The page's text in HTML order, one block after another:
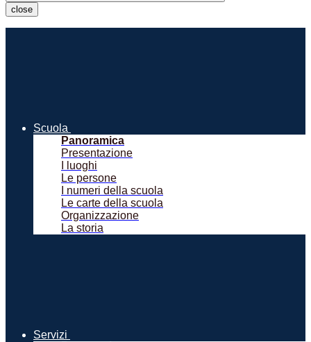
close
Scuola
Panoramica
Presentazione
I luoghi
Le persone
I numeri della scuola
Le carte della scuola
Organizzazione
La storia
Servizi